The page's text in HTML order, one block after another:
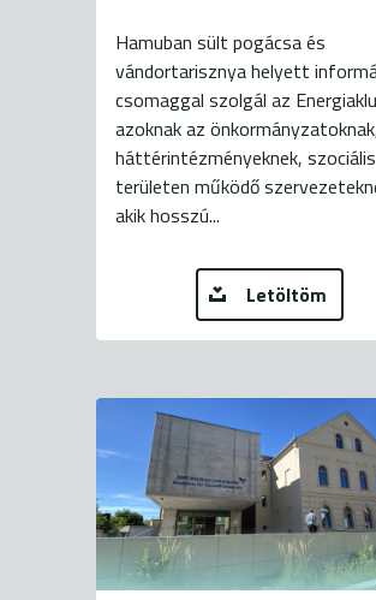
Hamuban sült pogácsa és
vándortarisznya helyett
csomaggal szolgál az
azoknak az
háttérintézményeknek, szociális
területen működő
akik hosszú...
Letöltöm